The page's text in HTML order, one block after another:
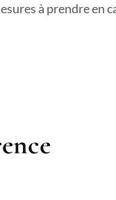
à prendre en